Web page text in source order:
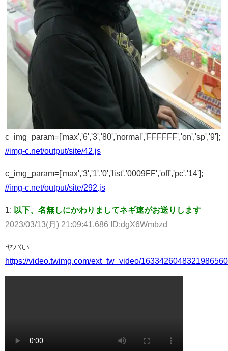
c_img_param=['max','6','3','80','normal','FFFFFF','on','sp','9'];
//img-c.net/output/site/42.js
c_img_param=['max','3','1','0','list','0009FF','off','pc','14'];
//img-c.net/output/site/292.js
1: 以下、名無しにかわりましてネギ速がお送りします
2023/03/13(月) 21:09:41.686 ID:dgX6Wmbzd
ヤバい
https://video.twimg.com/ext_tw_video/